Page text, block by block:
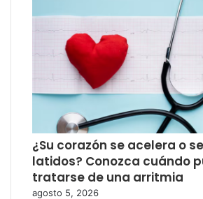
¿Su corazón se acelera o
latidos? Conozca cuándo
tratarse de una arritmia
agosto 5, 2026